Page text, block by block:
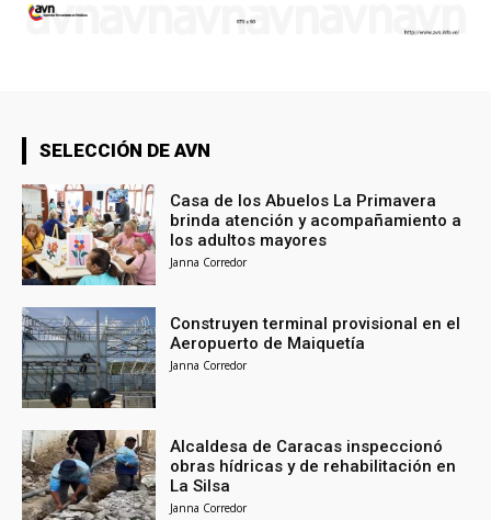
SELECCIÓN DE AVN
Casa de los Abuelos La Primavera
brinda atención y acompañamiento a
los adultos mayores
Janna Corredor
Construyen terminal provisional en el
Aeropuerto de Maiquetía
Janna Corredor
Alcaldesa de Caracas inspeccionó
obras hídricas y de rehabilitación en
La Silsa
Janna Corredor